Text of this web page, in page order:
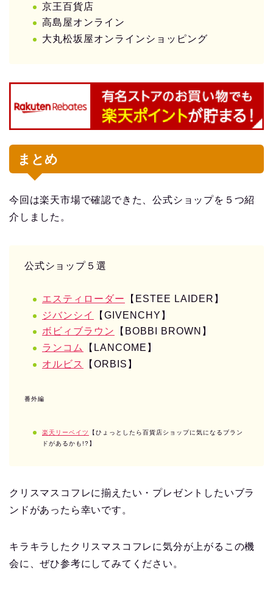
京王百貨店
高島屋オンライン
大丸松坂屋オンラインショッピング
まとめ
今回は楽天市場で確認できた、公式ショップを５つ紹
介しました。
公式ショップ５選
エスティローダー
【ESTEE LAIDER】
ジバンシイ
【GIVENCHY】
ボビィブラウン
【BOBBI BROWN】
ランコム
【LANCOME】
オルビス
【ORBIS】
番外編
楽天リーベイツ
【ひょっとしたら百貨店ショップに気になるブラン
ドがあるかも!?】
クリスマスコフレに揃えたい・プレゼントしたいブラ
ンドがあったら幸いです。
キラキラしたクリスマスコフレに気分が上がるこの機
会に、ぜひ参考にしてみてください。